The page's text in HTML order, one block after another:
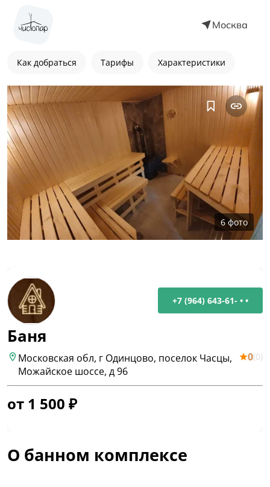
Москва
Как добраться Тарифы Характеристики
6 фото
+7 (964) 643-61- • •
Баня
Московская обл, г Одинцово, поселок Часцы,
Можайское шоссе, д 96
0(0)
от 1 500 ₽
О банном комплексе